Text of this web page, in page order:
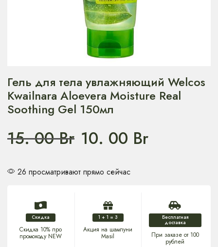
Гель для тела увлажняющий Welcos
Kwailnara Aloevera Moisture Real
Soothing Gel 150мл
15. 00Br 10. 00 Br
26 просматривают прямо сейчас
Скидка
Скидка 10% про
промокоду NEW
1 + 1 = 3
Акция на шампуни
Masil
Бесплатная
доставка
При заказе от 100
рублей